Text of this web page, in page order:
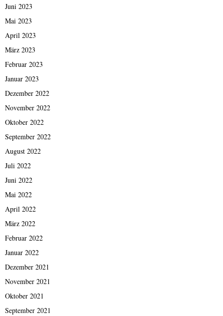
Juni 2023
Mai 2023
April 2023
März 2023
Februar 2023
Januar 2023
Dezember 2022
November 2022
Oktober 2022
September 2022
August 2022
Juli 2022
Juni 2022
Mai 2022
April 2022
März 2022
Februar 2022
Januar 2022
Dezember 2021
November 2021
Oktober 2021
September 2021